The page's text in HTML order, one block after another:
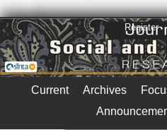
Current Archives
Register